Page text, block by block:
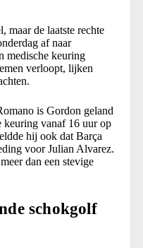
maar de laatste rechte
af naar
medische keuring
verloopt, lijken
is Gordon geland
keuring vanaf 16 uur op
hij ook dat Barça
voor Julian Alvarez.
dan een stevige
schokgolf